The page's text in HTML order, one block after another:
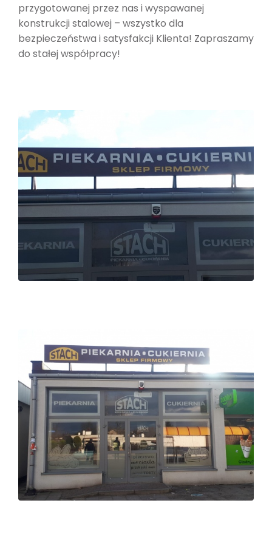
przygotowanej przez nas i wyspawanej
konstrukcji stalowej – wszystko dla
bezpieczeństwa i satysfakcji Klienta! Zapraszamy
do stałej współpracy!